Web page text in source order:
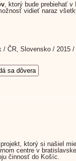
, ktorý bude prebiehať v
vidieť naraz
/ ČR, Slovensko / 2015
sa dôvera
ktorý si našiel
centre v
činnosť do Košíc.